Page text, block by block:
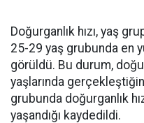
Doğurganlık hızı, yaş
25-29 yaş grubunda en
görüldü. Bu durum,
yaşlarında
grubunda doğurganlık
yaşandığı kaydedildi.